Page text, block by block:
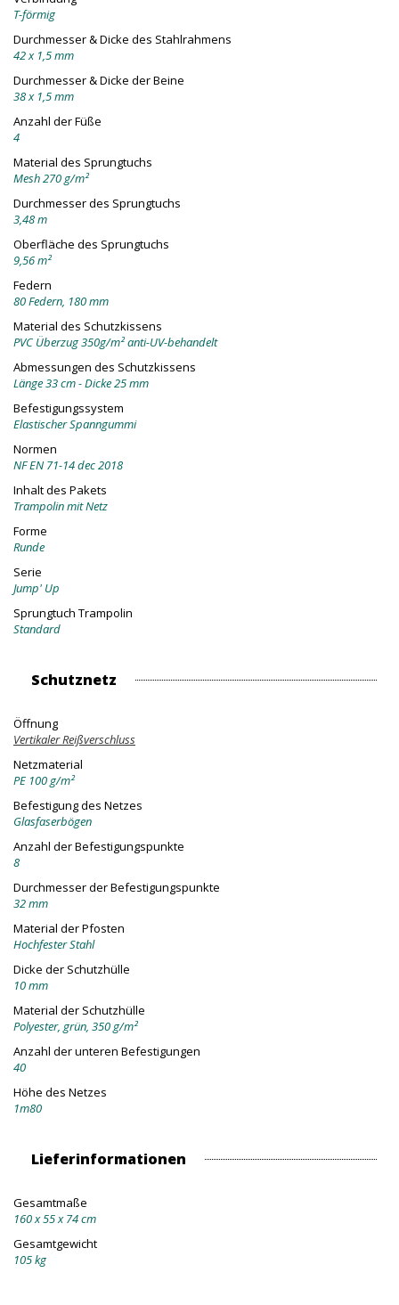
T-förmig
Durchmesser & Dicke des Stahlrahmens
42 x 1,5 mm
Durchmesser & Dicke der Beine
38 x 1,5 mm
Anzahl der Füße
4
Material des Sprungtuchs
Mesh 270 g/m²
Durchmesser des Sprungtuchs
3,48 m
Oberfläche des Sprungtuchs
9,56 m²
Federn
80 Federn, 180 mm
Material des Schutzkissens
PVC Überzug 350g/m² anti-UV-behandelt
Abmessungen des Schutzkissens
Länge 33 cm - Dicke 25 mm
Befestigungssystem
Elastischer Spanngummi
Normen
NF EN 71-14 dec 2018
Inhalt des Pakets
Trampolin mit Netz
Forme
Runde
Serie
Jump' Up
Sprungtuch Trampolin
Standard
Schutznetz
Öffnung
Vertikaler Reißverschluss
Netzmaterial
PE 100 g/m²
Befestigung des Netzes
Glasfaserbögen
Anzahl der Befestigungspunkte
8
Durchmesser der Befestigungspunkte
32 mm
Material der Pfosten
Hochfester Stahl
Dicke der Schutzhülle
10 mm
Material der Schutzhülle
Polyester, grün, 350 g/m²
Anzahl der unteren Befestigungen
40
Höhe des Netzes
1m80
Lieferinformationen
Gesamtmaße
160 x 55 x 74 cm
Gesamtgewicht
105 kg